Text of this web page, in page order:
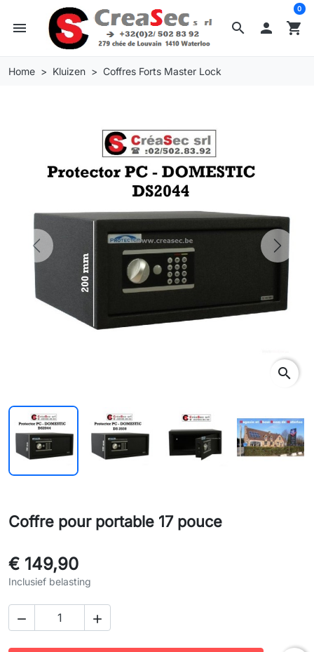
search
menu  shopping_cart
0
Home Kluizen Coffres Forts Master Lock
Previous Next
search
Coffre pour portable 17 pouce
€ 149,90
Inclusief belasting
 